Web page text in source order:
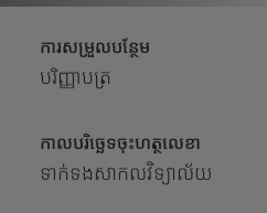
ការសម្រួលបន្ថែម
បរិញ្ញាបត្រ
កាលបរិច្ឆេទចុះហត្ថលេខា
ទាក់ទងសាកលវិទ្យាល័យ